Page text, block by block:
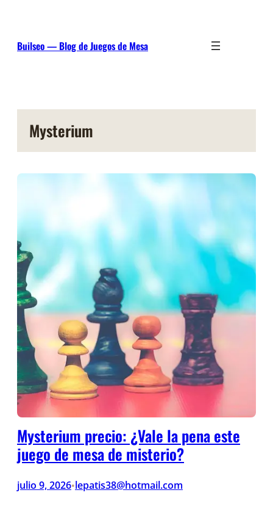
Builseo — Blog de Juegos de Mesa
Mysterium
Mysterium precio: ¿Vale la pena este
juego de mesa de misterio?
julio 9, 2026•lepatis38@hotmail.com